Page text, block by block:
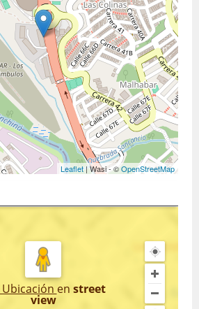
Leaflet | Wasi - ©OpenStreetMap
en street
view